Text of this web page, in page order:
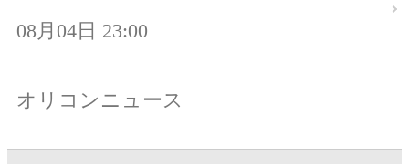
08月04日 23:00
オリコンニュース